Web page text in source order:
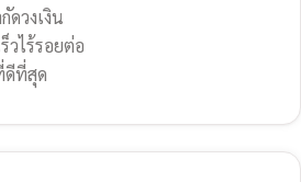
ดวงเงิน
วไร้รอยต่อ
ดีที่สุด